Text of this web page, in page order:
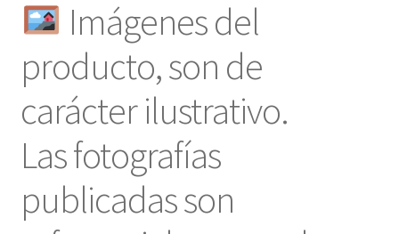
Imágenes del
producto, son de
carácter ilustrativo.
Las fotografías
publicadas son